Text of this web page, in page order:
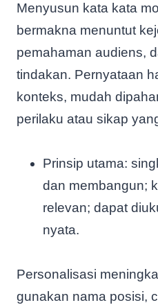
Menyusun kata kata
bermakna menuntut
pemahaman audiens,
tindakan. Pernyataan
konteks, mudah
perilaku atau sikap
Prinsip utama:
dan membangun;
relevan; dapat
nyata.
Personalisasi
gunakan nama posisi,